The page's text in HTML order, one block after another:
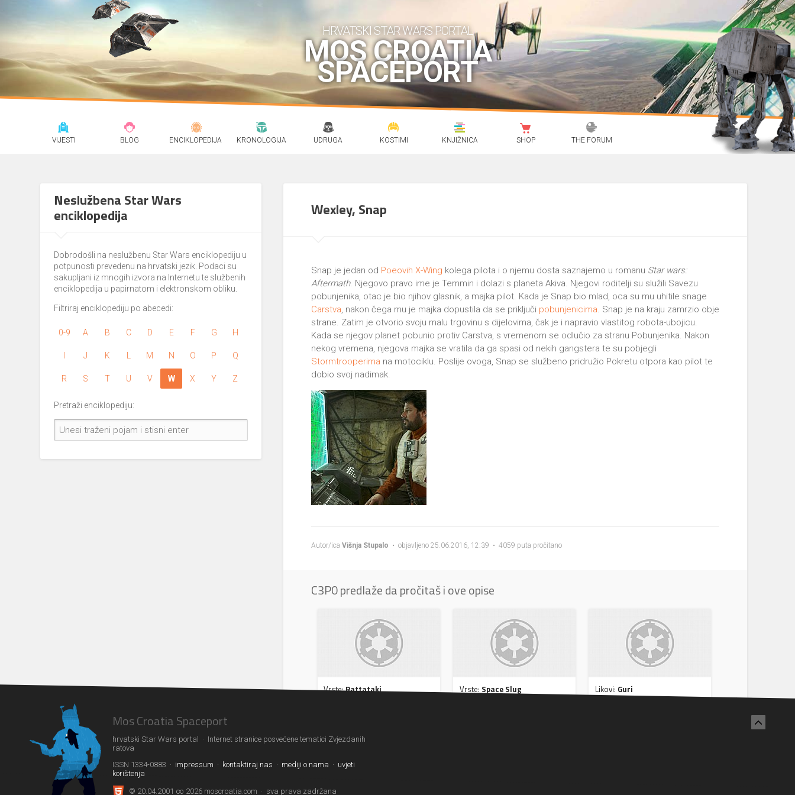
HRVATSKI STAR WARS PORTAL
MOS CROATIA
SPACEPORT
VIJESTI BLOG ENCIKLOPEDIJA KRONOLOGIJA UDRUGA KOSTIMI KNJIŽNICA SHOP THE FORUM
Neslužbena Star Wars
enciklopedija
Dobrodošli na neslužbenu Star Wars enciklopediju u
potpunosti prevedenu na hrvatski jezik. Podaci su
sakupljani iz mnogih izvora na Internetu te službenih
enciklopedija u papirnatom i elektronskom obliku.
Filtriraj enciklopediju po abecedi:
0-9 A B C D E F G H
J K M N O P Q
R S T U V W X Y Z
Pretraži enciklopediju:
Wexley, Snap
Snap je jedan od Poeovih X-Wing kolega pilota i o njemu dosta saznajemo u romanu Star wars:
Aftermath. Njegovo pravo ime je Temmin i dolazi s planeta Akiva. Njegovi roditelji su služili Savezu
pobunjenika, otac je bio njihov glasnik, a majka pilot. Kada je Snap bio mlad, oca su mu uhitile snage
Carstva, nakon čega mu je majka dopustila da se priključi pobunjenicima. Snap je na kraju zamrzio obje
strane. Zatim je otvorio svoju malu trgovinu s dijelovima, čak je i napravio vlastitog robota-ubojicu.
Kada se njegov planet pobunio protiv Carstva, s vremenom se odlučio za stranu Pobunjenika. Nakon
nekog vremena, njegova majka se vratila da ga spasi od nekih gangstera te su pobjegli
Stormtrooperima na motociklu. Poslije ovoga, Snap se službeno pridružio Pokretu otpora kao pilot te
dobio svoj nadimak.
Autor/icaVišnja Stupalo • objavljeno 25.06.2016, 12:39 • 4059 puta pročitano
C3P0 predlaže da pročitaš i ove opise
Vrste:Rattataki Vrste: Space Slug Likovi: Guri
Mos Croatia Spaceport
hrvatski Star Wars portal · Internet stranice posvećene tematici Zvjezdanih
ratova
ISSN 1334-0883 · impressum · kontaktiraj nas · mediji o nama · uvjeti
korištenja
© 20.04.2001 ∞ 2026 moscroatia.com · sva prava zadržana